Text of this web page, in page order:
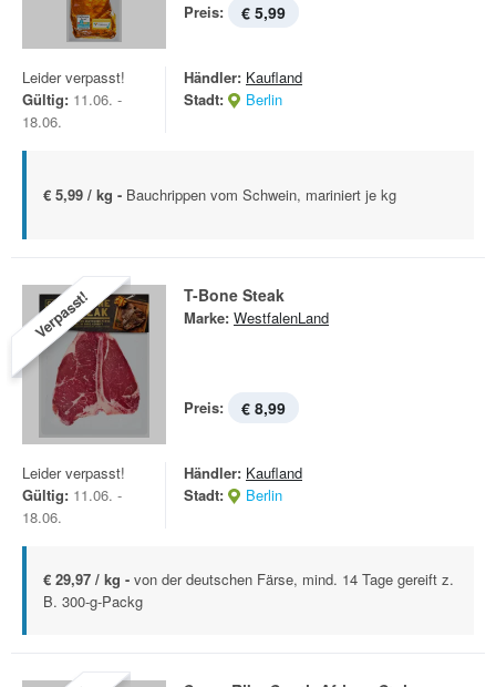
Preis: € 5,99
Leider verpasst!
Gültig: 11.06. -
18.06.
Händler: Kaufland
Stadt:
Berlin
€ 5,99 / kg - Bauchrippen vom Schwein, mariniert je kg
Verpasst! T-Bone Steak
Marke: WestfalenLand
Preis: € 8,99
Leider verpasst!
Gültig: 11.06. -
18.06.
Händler: Kaufland
Stadt:
Berlin
€ 29,97 / kg - von der deutschen Färse, mind. 14 Tage gereift z.
B. 300-g-Packg